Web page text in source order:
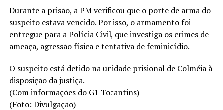
Durante a prisão, a PM verificou que o porte de arma do
suspeito estava vencido. Por isso, o armamento foi
entregue para a Polícia Civil, que investiga os crimes de
ameaça, agressão física e tentativa de feminicídio.
O suspeito está detido na unidade prisional de Colméia à
disposição da justiça.
(Com informações do G1 Tocantins)
(Foto: Divulgação)